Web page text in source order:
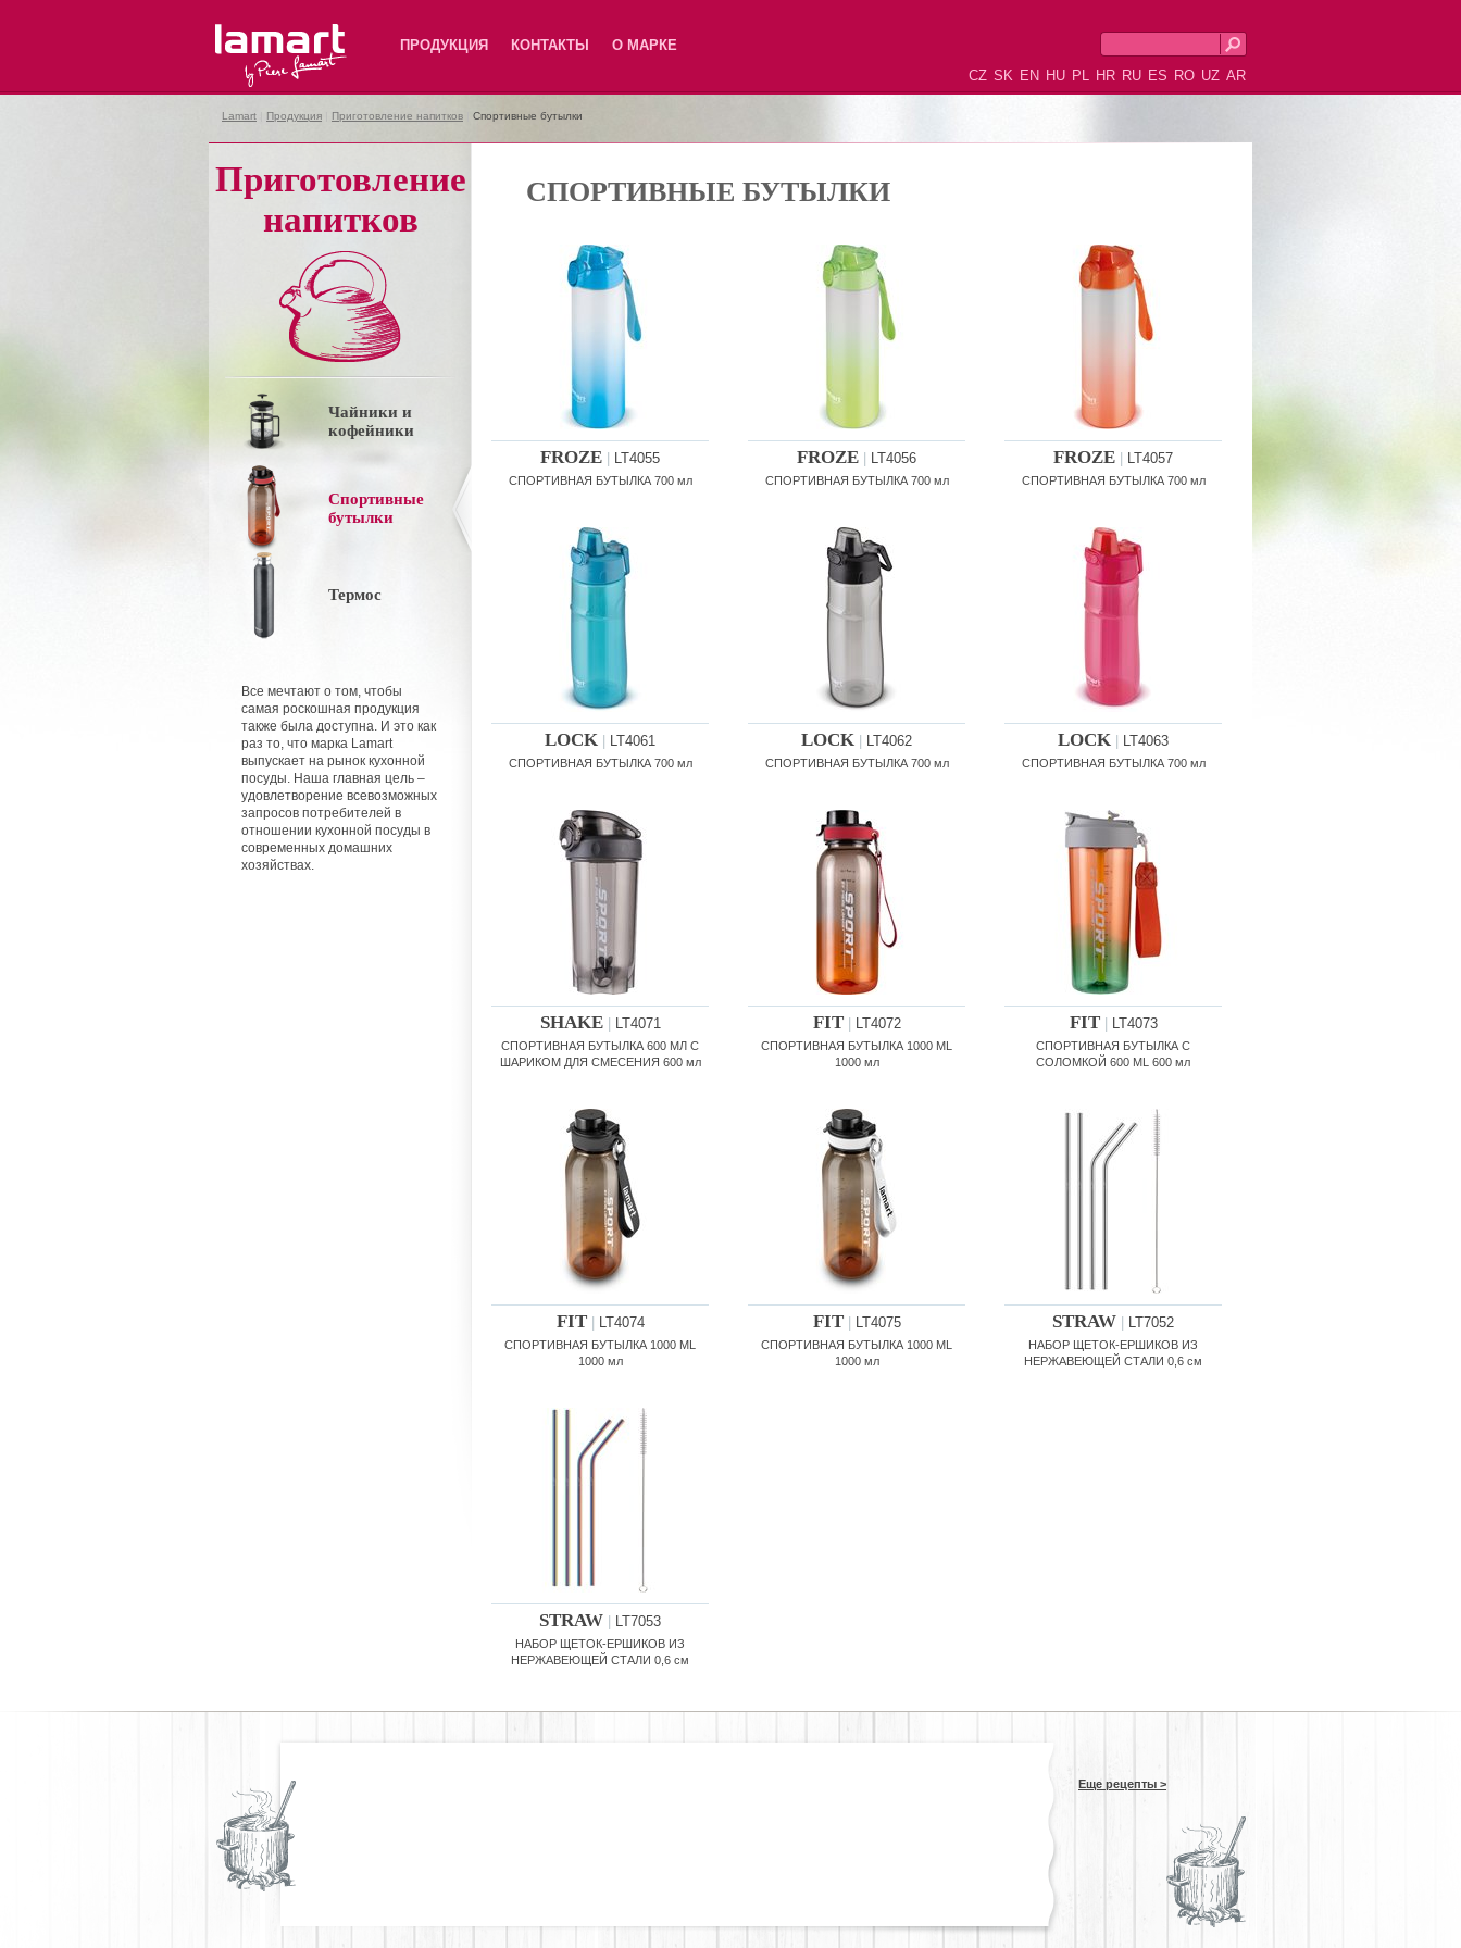
Lamart ПРОДУКЦИЯ КОНТАКТЫ
О МАРКЕ
CZ SK EN HU PL HR RU ES RO UZ AR
Lamart Продукция Приготовление напитков Спортивные бутылки
Приготовление
напитков
Чайники и
кофейники
Спортивные
бутылки
Термос
Все мечтают о том, чтобы
самая роскошная продукция
также была доступна. И это как
раз то, что марка Lamart
выпускает на рынок кухонной
посуды. Наша главная цель –
удовлетворение всевозможных
запросов потребителей в
отношении кухонной посуды в
современных домашних
хозяйствах.
СПОРТИВНЫЕ БУТЫЛКИ
FROZE LT4055
СПОРТИВНАЯ БУТЫЛКА 700 мл
FROZE LT4056
СПОРТИВНАЯ БУТЫЛКА 700 мл
FROZE LT4057
СПОРТИВНАЯ БУТЫЛКА 700 мл
LOCK LT4061
СПОРТИВНАЯ БУТЫЛКА 700 мл
LOCK LT4062
СПОРТИВНАЯ БУТЫЛКА 700 мл
LOCK LT4063
СПОРТИВНАЯ БУТЫЛКА 700 мл
SHAKE| LT4071
СПОРТИВНАЯ БУТЫЛКА 600 МЛ С
ШАРИКОМ ДЛЯ СМЕСЕНИЯ 600 мл
FIT| LT4072
СПОРТИВНАЯ БУТЫЛКА 1000 ML
1000 мл
FIT| LT4073
СПОРТИВНАЯ БУТЫЛКА С
СОЛОМКОЙ 600 ML 600 мл
FIT| LT4074
СПОРТИВНАЯ БУТЫЛКА 1000 ML
1000 мл
FIT| LT4075
СПОРТИВНАЯ БУТЫЛКА 1000 ML
1000 мл
STRAW LT7052
НАБОР ЩЕТОК-ЕРШИКОВ ИЗ
НЕРЖАВЕЮЩЕЙ СТАЛИ 0,6 см
STRAW LT7053
НАБОР ЩЕТОК-ЕРШИКОВ ИЗ
НЕРЖАВЕЮЩЕЙ СТАЛИ 0,6 см
Еще рецепты >